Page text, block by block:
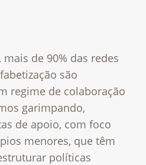
de 90% das redes
são
regime de colaboração
garimpando,
de apoio, com foco
menores, que têm
políticas